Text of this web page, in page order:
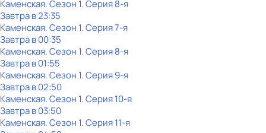
Каменская. Сезон 1. Серия 8-я
Завтра в 23:35
Каменская. Сезон 1. Серия 7-я
Завтра в 00:35
Каменская. Сезон 1. Серия 8-я
Завтра в 01:55
Каменская. Сезон 1. Серия 9-я
Завтра в 02:50
Каменская. Сезон 1. Серия 10-я
Завтра в 03:50
Каменская. Сезон 1. Серия 11-я